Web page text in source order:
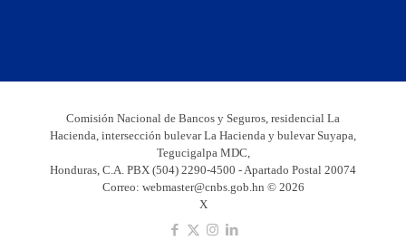
Comisión Nacional de Bancos y Seguros, residencial La
Hacienda, intersección bulevar La Hacienda y bulevar Suyapa,
Tegucigalpa MDC,
Honduras, C.A. PBX (504) 2290-4500 - Apartado Postal 20074
Correo: webmaster@cnbs.gob.hn © 2026
X